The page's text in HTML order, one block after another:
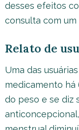
desses efeitos
consulta com um
Relato de
Uma das
medicamento há
do peso e se diz